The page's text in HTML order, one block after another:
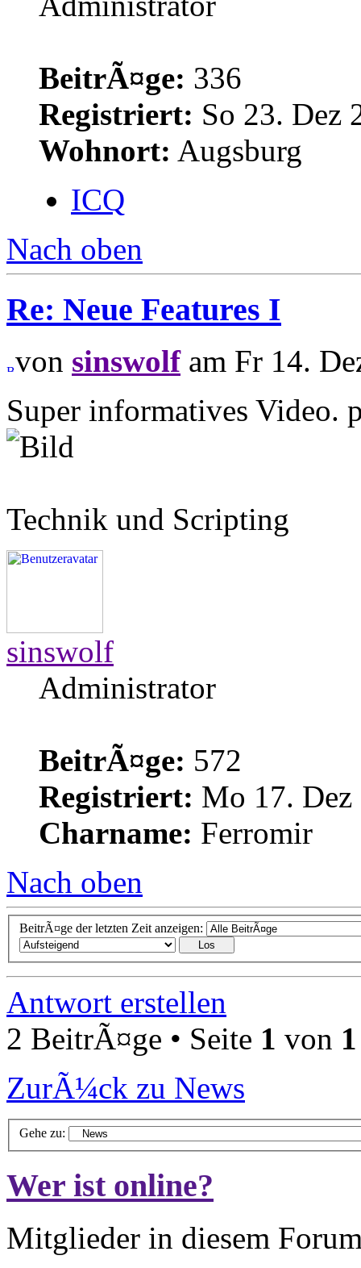
BeitrÃ¤ge: 336
Registriert: So 23. Dez
Wohnort: Augsburg
ICQ
Nach oben
Re: Neue Features I
von sinswolfam Fr 14.
Super informatives Video.
Technik und Scripting
sinswolf
Administrator
BeitrÃ¤ge: 572
Registriert: Mo 17.
Charname: Ferromir
Nach oben
BeitrÃ¤ge der letzten Zeit anzeigen:
Antwort erstellen
2 BeitrÃ¤ge • Seite 1 von 1
ZurÃ¼ck zu News
Gehe zu:
Wer ist online?
Mitglieder in diesem